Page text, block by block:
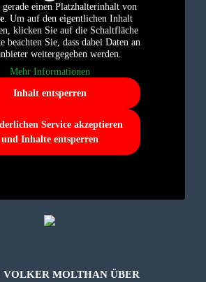
gerade einen Platzhalterinhalt von
. Um auf den eigentlichen Inhalt
klicken Sie auf die Schaltfläche
beachten Sie, dass dabei Daten an
weitergegeben werden.
Mehr Informationen
Inhalt entsperren
Service akzeptieren
und Inhalte entsperren
MOLTHAN ÜBER